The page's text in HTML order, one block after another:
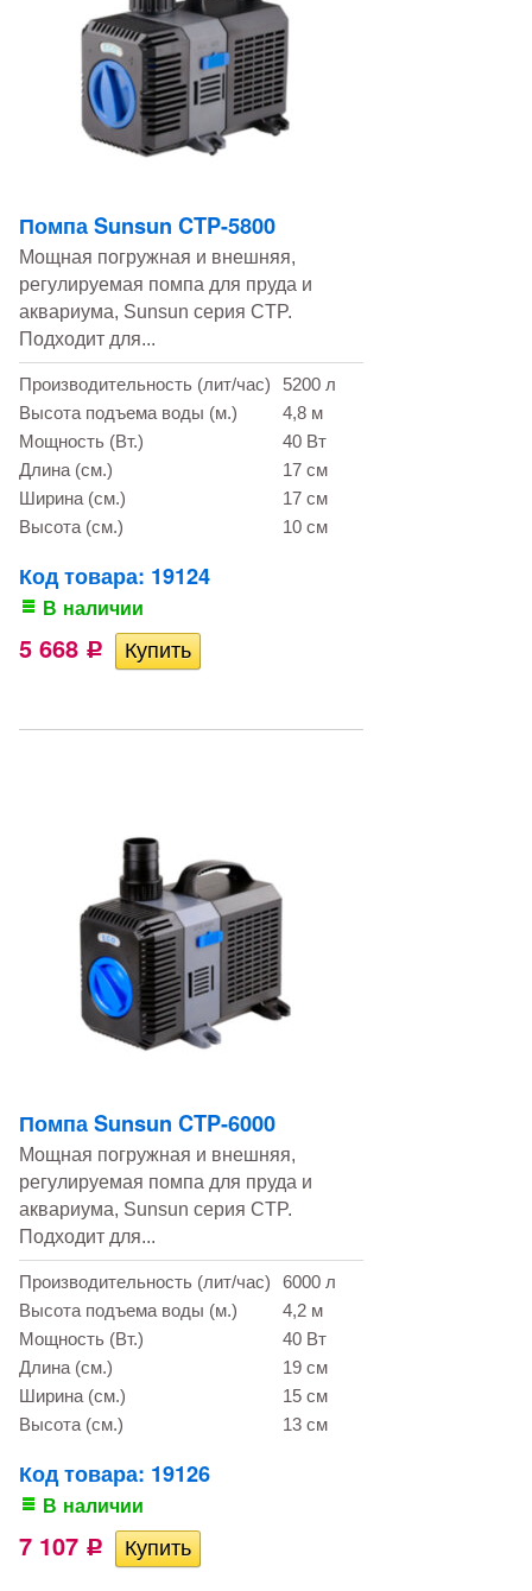
Помпа Sunsun CTP-5800
Мощная погружная и внешняя,
регулируемая помпа для пруда и
аквариума, Sunsun серия CTP.
Подходит для...
Производительность (лит/час)
5200 л
Высота подъема воды (м.)
4,8 м
Мощность (Вт.)
40 Вт
Длина (см.)
17 см
Ширина (см.)
17 см
Высота (см.)
10 см
Код товара: 19124
В наличии
5 668 Р
Помпа Sunsun CTP-6000
Мощная погружная и внешняя,
регулируемая помпа для пруда и
аквариума, Sunsun серия CTP.
Подходит для...
Производительность (лит/час)
6000 л
Высота подъема воды (м.)
4,2 м
Мощность (Вт.)
40 Вт
Длина (см.)
19 см
Ширина (см.)
15 см
Высота (см.)
13 см
Код товара: 19126
В наличии
7 107 Р